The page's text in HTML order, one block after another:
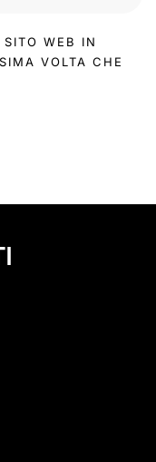
WEB IN
VOLTA CHE